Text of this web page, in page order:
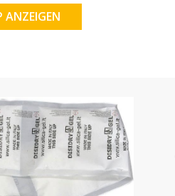
ANZEIGEN